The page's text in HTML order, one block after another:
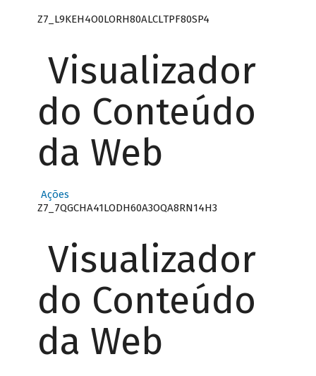
Z7_L9KEH4O0LORH80ALCLTPF80SP4
Visualizador
do Conteúdo
da Web
Ações
Z7_7QGCHA41LODH60A3OQA8RN14H3
Visualizador
do Conteúdo
da Web